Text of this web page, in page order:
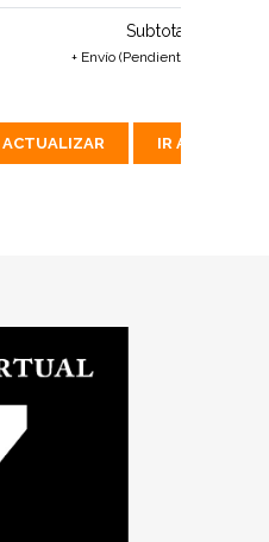
Subtotal:
+ Envío (Pendiente de calcular)
ACTUALIZAR IR A PAGAR